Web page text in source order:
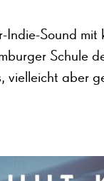
Indie-Sound mit
Schule
vielleicht aber